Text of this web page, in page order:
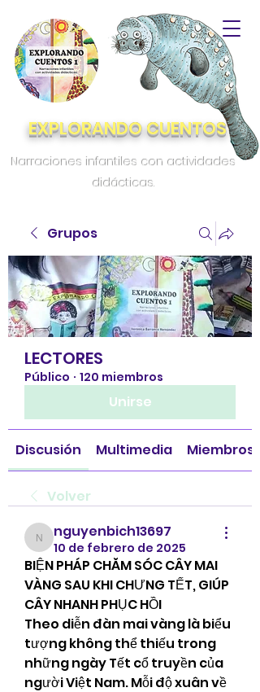
EXPLORANDO CUENTOS
Narraciones infantiles con actividades
didácticas.
Grupos
LECTORES
Público · 120 miembros
Unirse
Discusión Multimedia Miembros
Volver
nguyenbich13697
nguyenbich13697
10 de febrero de 2025
BIỆN PHÁP CHĂM SÓC CÂY MAI
VÀNG SAU KHI CHƯNG TẾT, GIÚP
CÂY NHANH PHỤC HỒI
Theo diễn đàn mai vàng là biểu
tượng không thể thiếu trong
những ngày Tết cổ truyền của